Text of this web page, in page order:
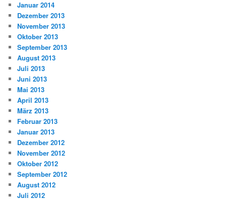
Januar 2014
Dezember 2013
November 2013
Oktober 2013
September 2013
August 2013
Juli 2013
Juni 2013
Mai 2013
April 2013
März 2013
Februar 2013
Januar 2013
Dezember 2012
November 2012
Oktober 2012
September 2012
August 2012
Juli 2012